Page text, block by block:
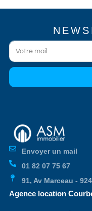
Envoyer un mail
01 82 07 75 67
91, Av Marceau -
Agence location